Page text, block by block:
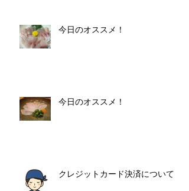
今日のオススメ！
今日のオススメ！
クレジットカード決済について